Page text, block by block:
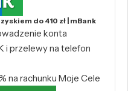
do 410 zł | mBank
konta
i przelewy na telefon
na rachunku Moje Cele